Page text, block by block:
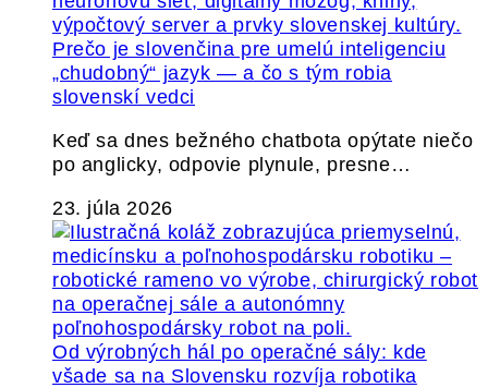
Prečo je slovenčina pre umelú inteligenciu
„chudobný“ jazyk — a čo s tým robia
slovenskí vedci
Keď sa dnes bežného chatbota opýtate niečo
po anglicky, odpovie plynule, presne…
23. júla 2026
Od výrobných hál po operačné sály: kde
všade sa na Slovensku rozvíja robotika